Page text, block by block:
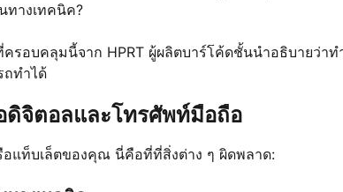
ทางเทคนิค?
รอบคลุมนี้จาก HPRT ผู้ผลิตบาร์โค้ดชั้นนำอธิบายว่าท
ทำได้
ดิจิตอลและโทรศัพท์มือถือ
แท็บเล็ตของคุณ นี่คือที่ที่สิ่งต่าง ๆ ผิดพลาด: